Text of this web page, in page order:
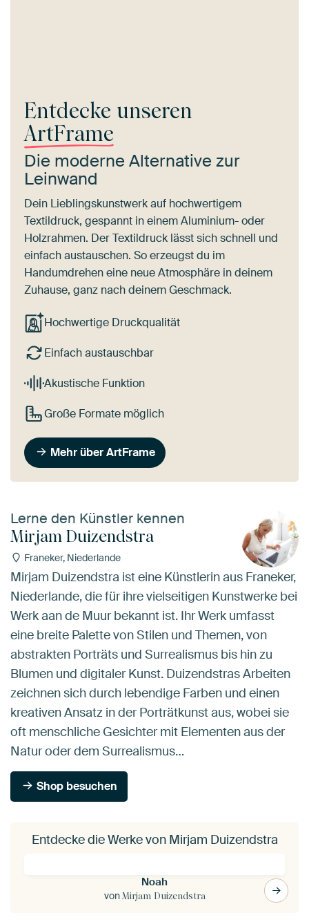
Entdecke unseren
ArtFrame
Die moderne Alternative zur
Leinwand
Dein Lieblingskunstwerk auf hochwertigem
Textildruck, gespannt in einem Aluminium- oder
Holzrahmen. Der Textildruck lässt sich schnell und
einfach austauschen. So erzeugst du im
Handumdrehen eine neue Atmosphäre in deinem
Zuhause, ganz nach deinem Geschmack.
Hochwertige Druckqualität
Einfach austauschbar
Akustische Funktion
Große Formate möglich
Mehr über ArtFrame
Lerne den Künstler kennen
Mirjam Duizendstra
Franeker, Niederlande
Mirjam Duizendstra ist eine Künstlerin aus Franeker,
Niederlande, die für ihre vielseitigen Kunstwerke bei
Werk aan de Muur bekannt ist. Ihr Werk umfasst
eine breite Palette von Stilen und Themen, von
abstrakten Porträts und Surrealismus bis hin zu
Blumen und digitaler Kunst. Duizendstras Arbeiten
zeichnen sich durch lebendige Farben und einen
kreativen Ansatz in der Porträtkunst aus, wobei sie
oft menschliche Gesichter mit Elementen aus der
Natur oder dem Surrealismus…
Shop besuchen
Entdecke die Werke von Mirjam Duizendstra
Noah
vonMirjam Duizendstra